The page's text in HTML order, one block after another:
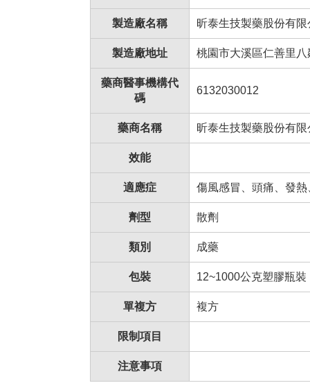
製造廠名稱 昕泰生技製藥股份有限
製造廠地址 桃園市大溪區仁善里
藥商醫事機構代
碼
6132030012
藥商名稱 昕泰生技製藥股份有限
效能
適應症 傷風感冒、頭痛、發熱
劑型 散劑
類別 成藥
包裝 12~1000公克塑膠瓶裝
單複方 複方
限制項目
注意事項